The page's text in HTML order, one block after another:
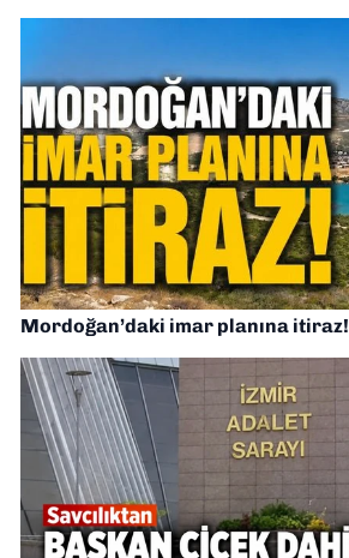
Mordoğan’daki imar planına itiraz!